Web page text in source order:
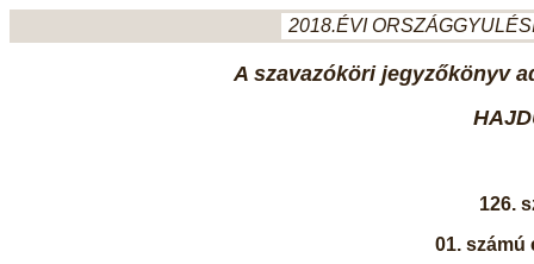
2018.ÉVI
A szavazóköri jegyzőkönyv
126.
01. számú